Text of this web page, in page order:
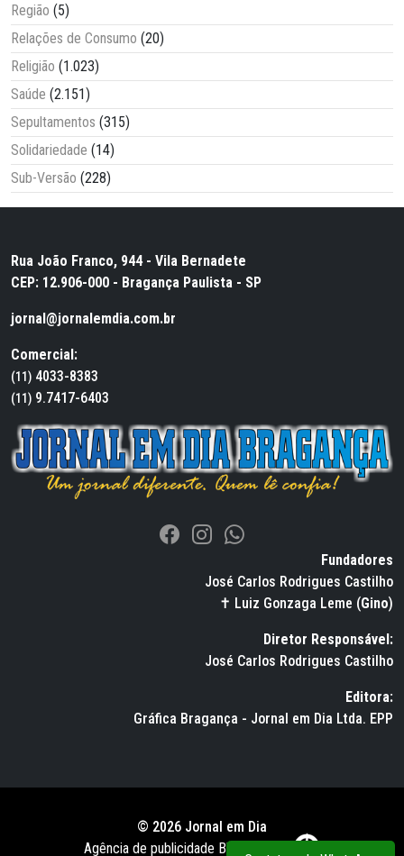
Região (5)
Relações de Consumo (20)
Religião (1.023)
Saúde (2.151)
Sepultamentos (315)
Solidariedade (14)
Sub-Versão (228)
Rua João Franco, 944 - Vila Bernadete
CEP: 12.906-000 - Bragança Paulista - SP
jornal@jornalemdia.com.br
Comercial:
(11) 4033-8383
(11) 9.7417-6403
Fundadores
José Carlos Rodrigues Castilho
✝ Luiz Gonzaga Leme (Gino)
Diretor Responsável:
José Carlos Rodrigues Castilho
Editora:
Gráfica Bragança - Jornal em Dia Ltda. EPP
© 2026 Jornal em Dia
Agência de publicidade BWS RUSSO